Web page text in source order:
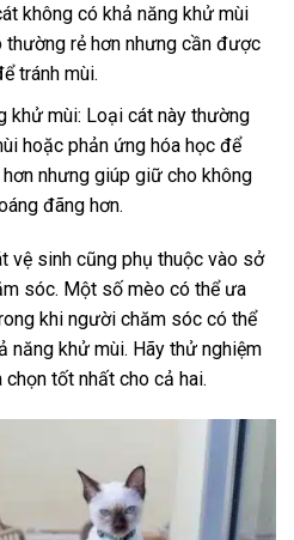
không có khả năng khử mùi
rẻ hơn nhưng cần được
tránh mùi.
khử mùi: Loại cát này thường
hoặc phản ứng hóa học để
nhưng giúp giữ cho không
đãng hơn.
vệ sinh cũng phụ thuộc vào sở
sóc. Một số mèo có thể ưa
khi người chăm sóc có thể
năng khử mùi. Hãy thử nghiệm
tốt nhất cho cả hai.